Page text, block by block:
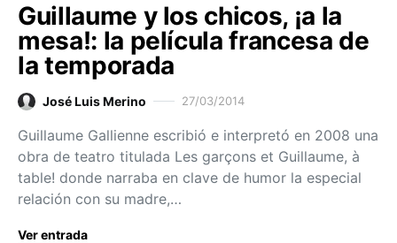
Guillaume y los chicos, ¡a la
mesa!: la película francesa de
la temporada
José Luis Merino 27/03/2014
Guillaume Gallienne escribió e interpretó en 2008 una
obra de teatro titulada Les garçons et Guillaume, à
table! donde narraba en clave de humor la especial
relación con su madre,…
Ver entrada